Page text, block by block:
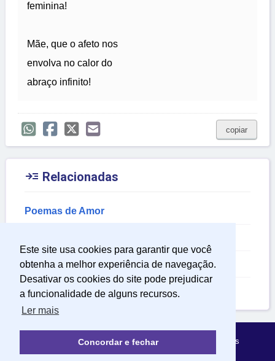
Este site usa cookies para garantir que você
obtenha a melhor experiência de navegação.
Desativar os cookies do site pode prejudicar
a funcionalidade de alguns recursos.
Ler mais
Concordar e fechar
feminina!
Mãe, que o afeto nos
envolva no calor do
abraço infinito!
copiar
 Relacionadas
Poemas de Amor
Mensagem de Sentimentos
Poemas para Mãe
Política de Privacidade Sobre Mensagens Mágicas